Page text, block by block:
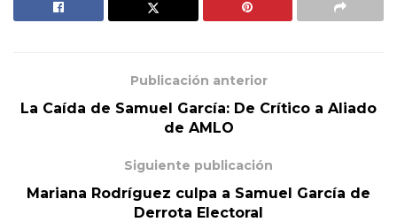
Publicación anterior
La Caída de Samuel García: De Crítico a Aliado
de AMLO
Siguiente publicación
Mariana Rodríguez culpa a Samuel García de
Derrota Electoral